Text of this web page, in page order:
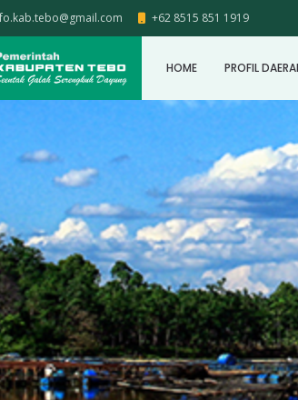
+62 8515 851 1919
HOME PROFIL